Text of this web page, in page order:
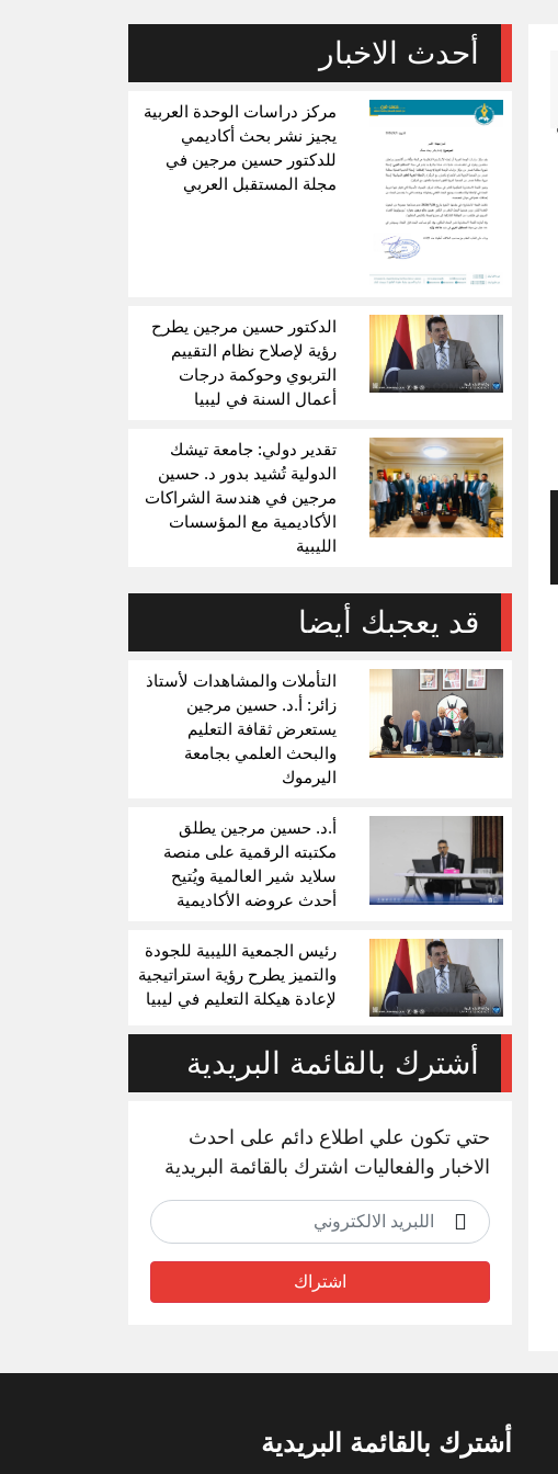
أحدث الاخبار
مركز دراسات الوحدة العربية
يجيز نشر بحث أكاديمي
للدكتور حسين مرجين في
مجلة المستقبل العربي
الدكتور حسين مرجين يطرح
رؤية لإصلاح نظام التقييم
التربوي وحوكمة درجات
أعمال السنة في ليبيا
تقدير دولي: جامعة تيشك
الدولية تُشيد بدور د. حسين
مرجين في هندسة الشراكات
الأكاديمية مع المؤسسات
الليبية
قد يعجبك أيضا
التأملات والمشاهدات لأستاذ
زائر: أ.د. حسين مرجين
يستعرض ثقافة التعليم
والبحث العلمي بجامعة
اليرموك
أ.د. حسين مرجين يطلق
مكتبته الرقمية على منصة
سلايد شير العالمية ويُتيح
أحدث عروضه الأكاديمية
رئيس الجمعية الليبية للجودة
والتميز يطرح رؤية استراتيجية
لإعادة هيكلة التعليم في ليبيا
أشترك بالقائمة البريدية
حتي تكون علي اطلاع دائم على احدث
الاخبار والفعاليات اشترك بالقائمة البريدية
اشتراك
أشترك بالقائمة البريدية